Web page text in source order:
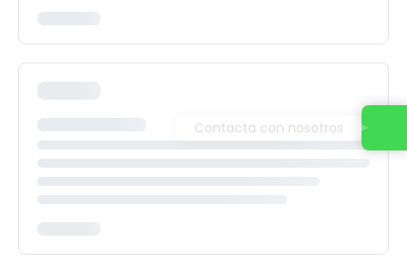
Contacta con nosotros